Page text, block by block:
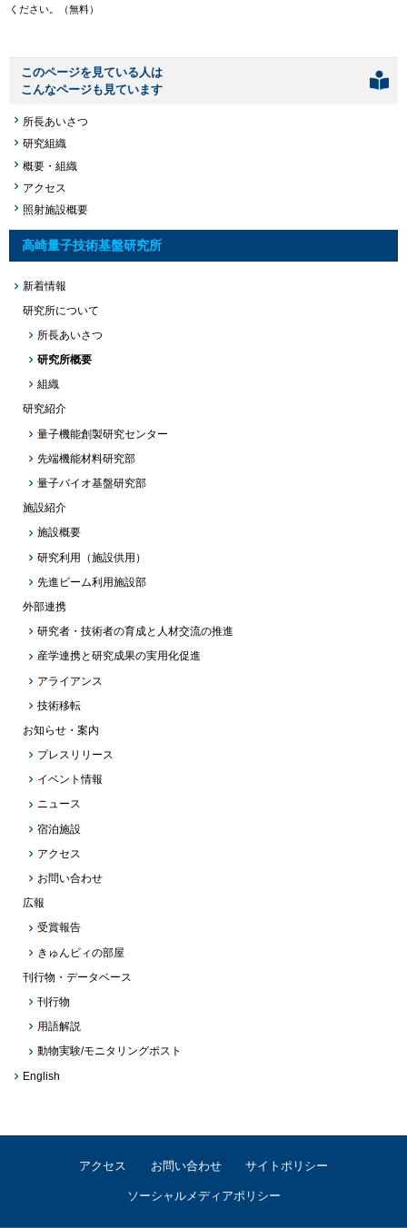
ください。（無料）
このページを見ている人は
こんなページも見ています
所長あいさつ
研究組織
概要・組織
アクセス
照射施設概要
高崎量子技術基盤研究所
新着情報
研究所について
所長あいさつ
研究所概要
組織
研究紹介
量子機能創製研究センター
先端機能材料研究部
量子バイオ基盤研究部
施設紹介
施設概要
研究利用（施設供用）
先進ビーム利用施設部
外部連携
研究者・技術者の育成と人材交流の推進
産学連携と研究成果の実用化促進
アライアンス
技術移転
お知らせ・案内
プレスリリース
イベント情報
ニュース
宿泊施設
アクセス
お問い合わせ
広報
受賞報告
きゅんビィの部屋
刊行物・データベース
刊行物
用語解説
動物実験/モニタリングポスト
English
アクセス お問い合わせ サイトポリシー
ソーシャルメディアポリシー